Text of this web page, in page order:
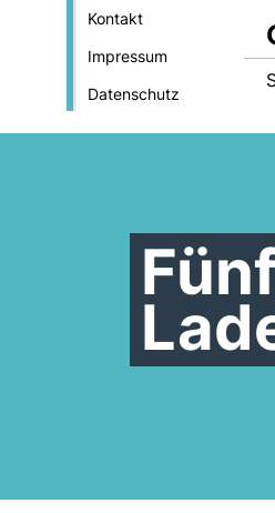
Kontakt
Impressum
Datenschutz